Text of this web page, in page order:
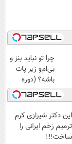
چرا تو نباید بنز و
بی‌ام‌و زیر پات
باشه؟ (دوره
رایگان درآمد
میلیاردی)
این دکتر شیرازی کرم
ترمیم زخم ایرانی را
ساخت!!!